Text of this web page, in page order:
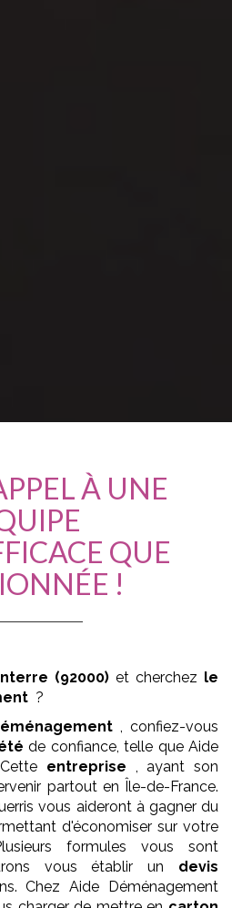
À UNE
QUE
!
(92000) et cherchez le
?
, confiez-vous
de confiance, telle que Aide
entreprise , ayant son
partout en Île-de-France.
vous aideront à gagner du
d'économiser sur votre
formules vous sont
vous établir un devis
Chez Aide Déménagement